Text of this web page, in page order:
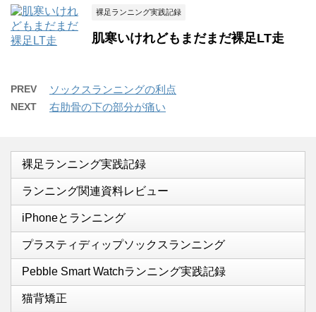
裸足ランニング実践記録
肌寒いけれどもまだまだ裸足LT走
PREV ソックスランニングの利点
NEXT 右肋骨の下の部分が痛い
裸足ランニング実践記録
ランニング関連資料レビュー
iPhoneとランニング
プラスティディップソックスランニング
Pebble Smart Watchランニング実践記録
猫背矯正